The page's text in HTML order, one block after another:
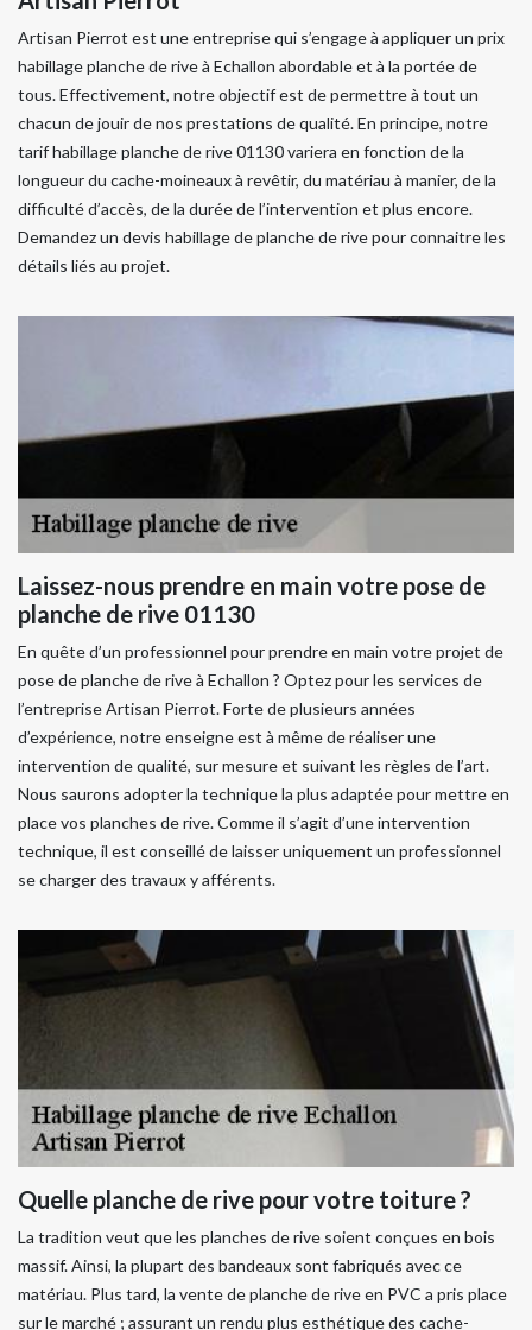
Artisan Pierrot est une entreprise qui s’engage à appliquer un prix
habillage planche de rive à Echallon abordable et à la portée de
tous. Effectivement, notre objectif est de permettre à tout un
chacun de jouir de nos prestations de qualité. En principe, notre
tarif habillage planche de rive 01130 variera en fonction de la
longueur du cache-moineaux à revêtir, du matériau à manier, de la
difficulté d’accès, de la durée de l’intervention et plus encore.
Demandez un devis habillage de planche de rive pour connaitre les
détails liés au projet.
Laissez-nous prendre en main votre pose de
planche de rive 01130
En quête d’un professionnel pour prendre en main votre projet de
pose de planche de rive à Echallon ? Optez pour les services de
l’entreprise Artisan Pierrot. Forte de plusieurs années
d’expérience, notre enseigne est à même de réaliser une
intervention de qualité, sur mesure et suivant les règles de l’art.
Nous saurons adopter la technique la plus adaptée pour mettre en
place vos planches de rive. Comme il s’agit d’une intervention
technique, il est conseillé de laisser uniquement un professionnel
se charger des travaux y afférents.
Quelle planche de rive pour votre toiture ?
La tradition veut que les planches de rive soient conçues en bois
massif. Ainsi, la plupart des bandeaux sont fabriqués avec ce
matériau. Plus tard, la vente de planche de rive en PVC a pris place
sur le marché ; assurant un rendu plus esthétique des cache-